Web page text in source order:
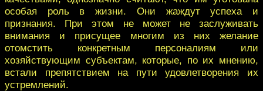
особая роль в жизни. Они жаждут успеха и
признания. При этом не может не заслуживать
внимания и присущее многим из них желание
отомстить конкретным персоналиям или
хозяйствующим субъектам, которые, по их мнению,
встали препятствием на пути удовлетворения их
устремлений.